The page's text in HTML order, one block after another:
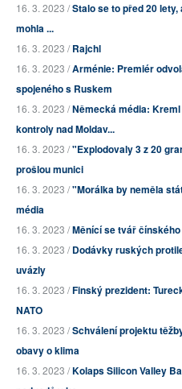
16. 3. 2023 /Stalo se to před 20
mohla ...
16. 3. 2023 /Rajchl
16. 3. 2023 /Arménie: Premiér
spojeného s Ruskem
16. 3. 2023 /Německá média:
kontroly nad Moldav...
16. 3. 2023 /"Explodovaly 3 z 20
prošlou munici
16. 3. 2023 /"Morálka by neměla
média
16. 3. 2023 /Měnící se tvář
16. 3. 2023 /Dodávky ruských
uvázly
16. 3. 2023 /Finský prezident:
NATO
16. 3. 2023 /Schválení projektu
obavy o klima
16. 3. 2023 /Kolaps Silicon Valley